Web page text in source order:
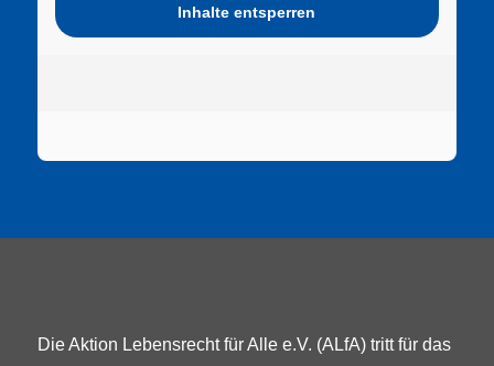
Inhalte entsperren
Die Aktion Lebensrecht für Alle e.V. (ALfA) tritt für das